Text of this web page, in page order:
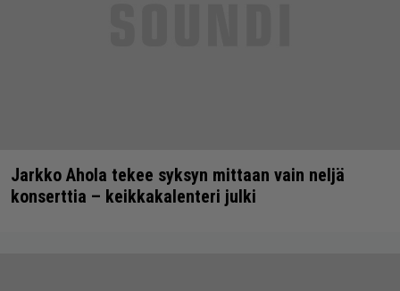
Jarkko Ahola tekee syksyn mittaan vain neljä
konserttia – keikkakalenteri julki